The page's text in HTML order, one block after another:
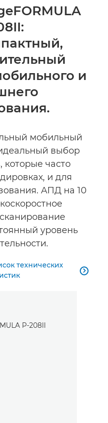
и
мобильный
выбор
которые часто
и для
АПД на 10
уровень
технических
